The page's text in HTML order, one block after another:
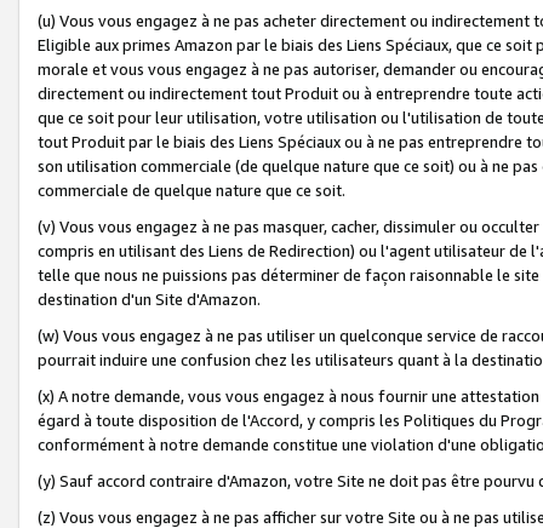
(u) Vous vous engagez à ne pas acheter directement ou
Eligible aux primes Amazon par le biais des Liens Spéciaux, que ce
morale et vous vous engagez à ne pas autoriser, demander ou
directement ou indirectement tout Produit ou à entreprendre toute
que ce soit pour leur utilisation, votre utilisation ou l'utilisation de
tout Produit par le biais des Liens Spéciaux ou à ne pas entreprendre
son utilisation commerciale (de quelque nature que ce soit) ou à ne
commerciale de quelque nature que ce soit.
(v) Vous vous engagez à ne pas masquer, cacher, dissimuler ou
compris en utilisant des Liens de Redirection) ou l'agent utilisateur
telle que nous ne puissions pas déterminer de façon raisonnable le
destination d'un Site d'Amazon.
(w) Vous vous engagez à ne pas utiliser un quelconque service de
pourrait induire une confusion chez les utilisateurs quant à la
(x) A notre demande, vous vous engagez à nous fournir une
égard à toute disposition de l'Accord, y compris les Politiques du
conformément à notre demande constitue une violation d'une
(y) Sauf accord contraire d'Amazon, votre Site ne doit pas être
(z) Vous vous engagez à ne pas afficher sur votre Site ou à ne pas